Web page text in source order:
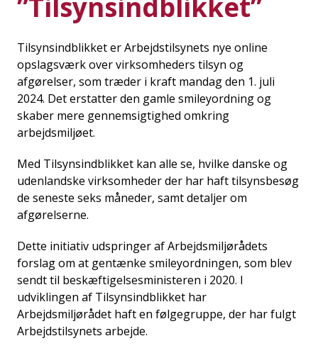
Tilsynsindblikket er Arbejdstilsynets nye online
opslagsværk over virksomheders tilsyn og
afgørelser, som træder i kraft mandag den 1. juli
2024. Det erstatter den gamle smileyordning og
skaber mere gennemsigtighed omkring
arbejdsmiljøet.
Med Tilsynsindblikket kan alle se, hvilke danske og
udenlandske virksomheder der har haft tilsynsbesøg
de seneste seks måneder, samt detaljer om
afgørelserne.
Dette initiativ udspringer af Arbejdsmiljørådets
forslag om at gentænke smileyordningen, som blev
sendt til beskæftigelsesministeren i 2020. I
udviklingen af Tilsynsindblikket har
Arbejdsmiljørådet haft en følgegruppe, der har fulgt
Arbejdstilsynets arbejde.